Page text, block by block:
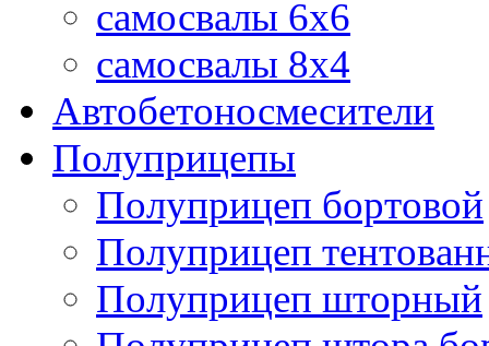
самосвалы 6x6
самосвалы 8x4
Автобетоносмесители
Полуприцепы
Полуприцеп бортовой
Полуприцеп
Полуприцеп шторный